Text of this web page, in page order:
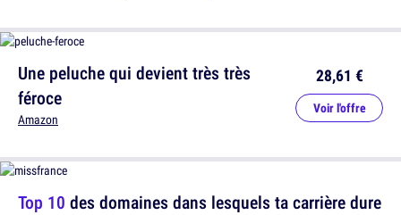
Une peluche qui devient très très
féroce
Amazon
28,61 €
Voir l'offre
Top 10 des domaines dans lesquels ta carrière dure